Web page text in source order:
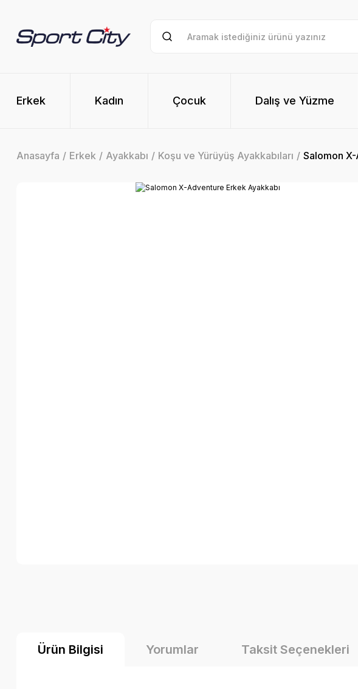
Erkek Kadın Çocuk Dalış ve Yüzme
Anasayfa Erkek Ayakkabı Koşu ve Yürüyüş Ayakkabıları Salomon
Ürün Bilgisi Yorumlar Taksit Seçenekleri